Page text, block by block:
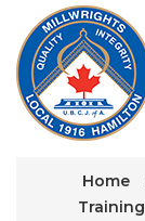
Home
Training